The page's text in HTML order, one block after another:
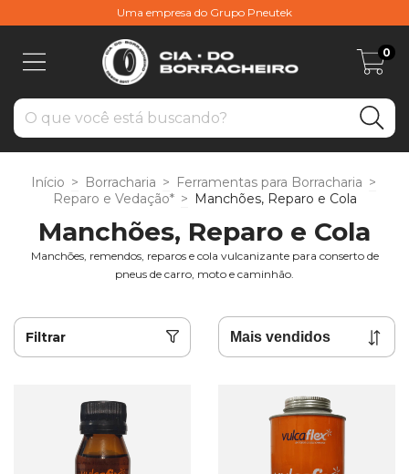
Uma empresa do Grupo Pneutek
0
Início > Borracharia > Ferramentas para Borracharia >
Reparo e Vedação* > Manchões, Reparo e Cola
Manchões, Reparo e Cola
Manchões, remendos, reparos e cola vulcanizante para conserto de
pneus de carro, moto e caminhão.
Filtrar